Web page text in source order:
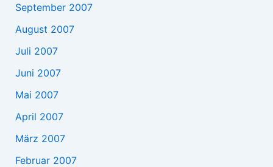
September 2007
August 2007
Juli 2007
Juni 2007
Mai 2007
April 2007
März 2007
Februar 2007